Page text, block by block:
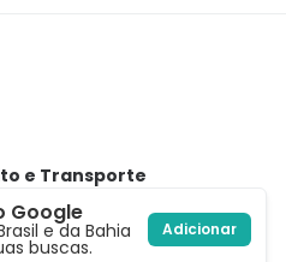
e Transporte
Google
e da Bahia
buscas.
Adicionar